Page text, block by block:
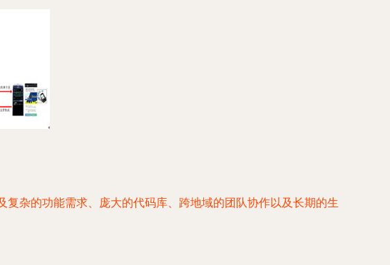
杂的功能需求、庞大的代码库、跨地域的团队协作以及长期的生